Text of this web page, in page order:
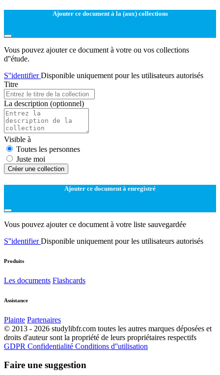
Ajouter ce document à la (aux) collections
Vous pouvez ajouter ce document à votre ou vos collections
d''étude.
S''identifierDisponible uniquement pour les utilisateurs autorisés
Titre
La description (optionnel)
Visible à
Toutes les personnes
Juste moi
Créer une collection
Ajouter ce document à enregistré
Vous pouvez ajouter ce document à votre liste sauvegardée
S''identifierDisponible uniquement pour les utilisateurs autorisés
Produits
Les documents Flashcards
Assistance
Plainte Partenaires
© 2013 - 2026 studylibfr.com toutes les autres marques déposées et
droits d'auteur sont la propriété de leurs propriétaires respectifs
GDPR Confidentialité Conditions d''utilisation
Faire une suggestion